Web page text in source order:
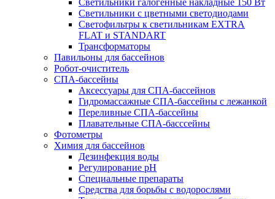
Светильники галогенные накладные 150 Вт
Светильники с цветными светодиодами
Светофильтры к светильникам EXTRA
FLAT и STANDART
Трансформаторы
Павильоны для бассейнов
Робот-очиститель
СПА-бассейны
Аксессуары для СПА-бассейнов
Гидромассажные СПА-бассейны с лежанкой
Переливные СПА-бассейны
Плавательные СПА-басссейны
Фотометры
Химия для бассейнов
Дезинфекция воды
Регулирование pH
Специальные препараты
Средства для борьбы с водорослями